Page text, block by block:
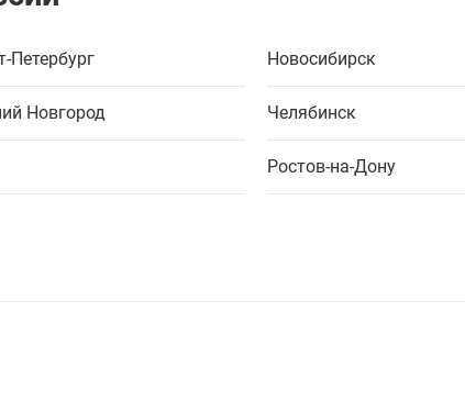
Петербург Новосибирск
Новгород Челябинск
Ростов-на-Дону